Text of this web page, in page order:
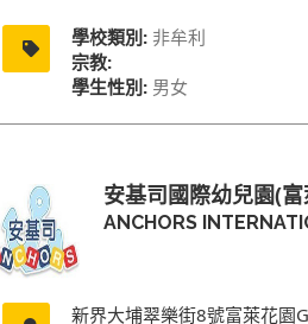
學校類別: 非牟利
宗教:
學生性別: 男女
安基司國際幼兒園(
ANCHORS
新界大埔翠樂街8號富萊花園